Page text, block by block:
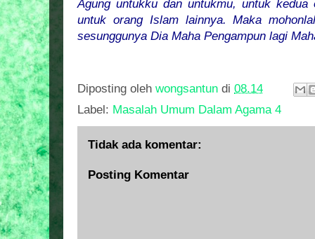
Agung untukku dan untukmu, untuk
untuk orang Islam lainnya. Maka
sesunggunya Dia Maha Pengampun lagi
Diposting oleh wongsantun di 08.14
Label: Masalah Umum Dalam Agama 4
Tidak ada komentar:
Posting Komentar